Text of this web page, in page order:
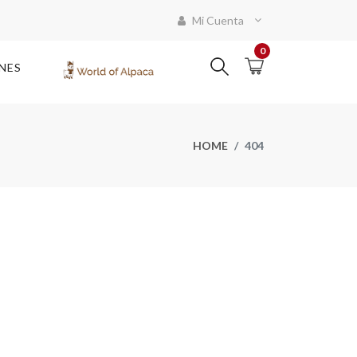
Mi Cuenta
0
HOME 404